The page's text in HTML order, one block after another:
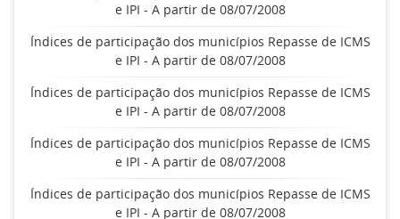
e IPI - A partir de 08/07/2008
Índices de participação dos municípios Repasse de ICMS
e IPI - A partir de 08/07/2008
Índices de participação dos municípios Repasse de ICMS
e IPI - A partir de 08/07/2008
Índices de participação dos municípios Repasse de ICMS
e IPI - A partir de 08/07/2008
Índices de participação dos municípios Repasse de ICMS
e IPI - A partir de 08/07/2008